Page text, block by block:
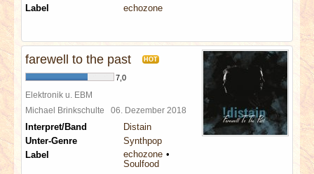
Label
echozone
farewell to the past HOT
7,0
Elektronik u. EBM
Michael Brinkschulte 06. Dezember 2018
Interpret/Band
Distain
Unter-Genre
Synthpop
Label
echozone
Soulfood